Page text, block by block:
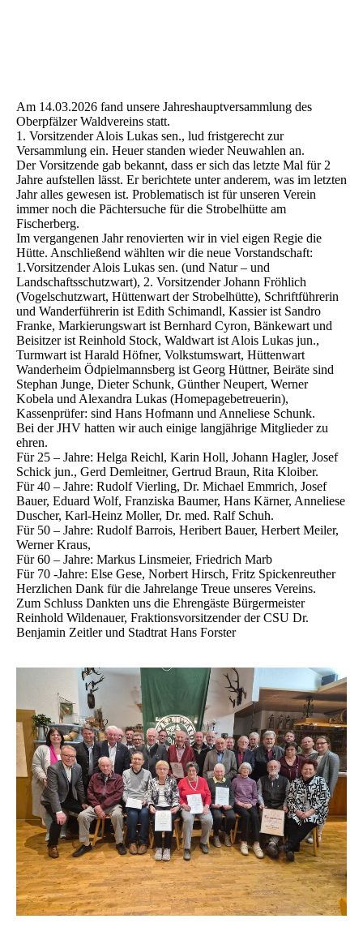
Am 14.03.2026 fand unsere Jahreshauptversammlung des
Oberpfälzer Waldvereins statt.
1. Vorsitzender Alois Lukas sen., lud fristgerecht zur
Versammlung ein. Heuer standen wieder Neuwahlen an.
Der Vorsitzende gab bekannt, dass er sich das letzte Mal für 2
Jahre aufstellen lässt. Er berichtete unter anderem, was im letzten
Jahr alles gewesen ist. Problematisch ist für unseren Verein
immer noch die Pächtersuche für die Strobelhütte am
Fischerberg.
Im vergangenen Jahr renovierten wir in viel eigen Regie die
Hütte. Anschließend wählten wir die neue Vorstandschaft:
1.Vorsitzender Alois Lukas sen. (und Natur – und
Landschaftsschutzwart), 2. Vorsitzender Johann Fröhlich
(Vogelschutzwart, Hüttenwart der Strobelhütte), Schriftführerin
und Wanderführerin ist Edith Schimandl, Kassier ist Sandro
Franke, Markierungswart ist Bernhard Cyron, Bänkewart und
Beisitzer ist Reinhold Stock, Waldwart ist Alois Lukas jun.,
Turmwart ist Harald Höfner, Volkstumswart, Hüttenwart
Wanderheim Ödpielmannsberg ist Georg Hüttner, Beiräte sind
Stephan Junge, Dieter Schunk, Günther Neupert, Werner
Kobela und Alexandra Lukas (Homepagebetreuerin),
Kassenprüfer: sind Hans Hofmann und Anneliese Schunk.
Bei der JHV hatten wir auch einige langjährige Mitglieder zu
ehren.
Für 25 – Jahre: Helga Reichl, Karin Holl, Johann Hagler, Josef
Schick jun., Gerd Demleitner, Gertrud Braun, Rita Kloiber.
Für 40 – Jahre: Rudolf Vierling, Dr. Michael Emmrich, Josef
Bauer, Eduard Wolf, Franziska Baumer, Hans Kärner, Anneliese
Duscher, Karl-Heinz Moller, Dr. med. Ralf Schuh.
Für 50 – Jahre: Rudolf Barrois, Heribert Bauer, Herbert Meiler,
Werner Kraus,
Für 60 – Jahre: Markus Linsmeier, Friedrich Marb
Für 70 -Jahre: Else Gese, Norbert Hirsch, Fritz Spickenreuther
Herzlichen Dank für die Jahrelange Treue unseres Vereins.
Zum Schluss Dankten uns die Ehrengäste Bürgermeister
Reinhold Wildenauer, Fraktionsvorsitzender der CSU Dr.
Benjamin Zeitler und Stadtrat Hans Forster